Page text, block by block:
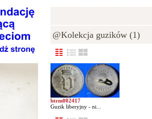
@Kolekcja guzików (1)
btrm002417
Guzik liberyjny - ni...